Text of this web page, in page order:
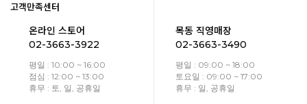
고객만족센터
온라인 스토어
02-3663-3922
평일 : 10:00 ~ 16:00
점심 : 12:00 ~ 13:00
휴무 : 토, 일, 공휴일
목동 직영매장
02-3663-3490
평일 : 09:00 ~ 18:00
토요일 : 09:00 ~ 17:00
휴무 : 일, 공휴일